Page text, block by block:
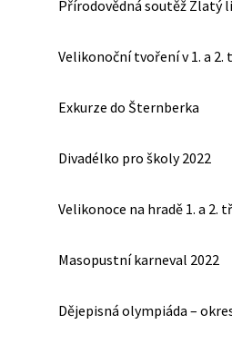
Přírodovědná soutěž Zlatý
Velikonoční tvoření v 1. a 2.
Exkurze do Šternberka
Divadélko pro školy 2022
Velikonoce na hradě 1. a 2.
Masopustní karneval 2022
Dějepisná olympiáda –